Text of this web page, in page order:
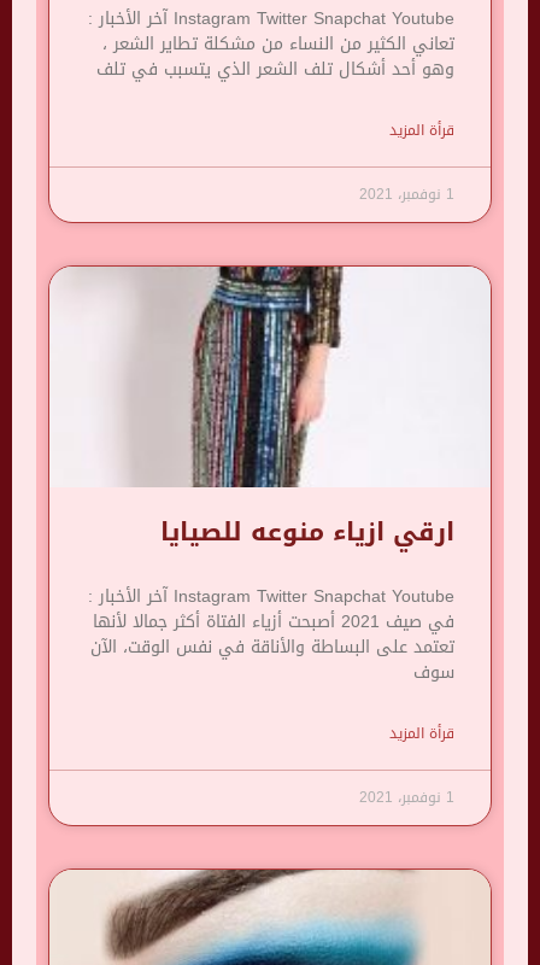
Instagram Twitter Snapchat Youtube آخر الأخبار :
تعاني الكثير من النساء من مشكلة تطاير الشعر ،
وهو أحد أشكال تلف الشعر الذي يتسبب في تلف
قرأة المزيد
1 نوفمبر، 2021
ارقي ازياء منوعه للصيايا
Instagram Twitter Snapchat Youtube آخر الأخبار :
في صيف 2021 أصبحت أزياء الفتاة أكثر جمالا لأنها
تعتمد على البساطة والأناقة في نفس الوقت، الآن
سوف
قرأة المزيد
1 نوفمبر، 2021